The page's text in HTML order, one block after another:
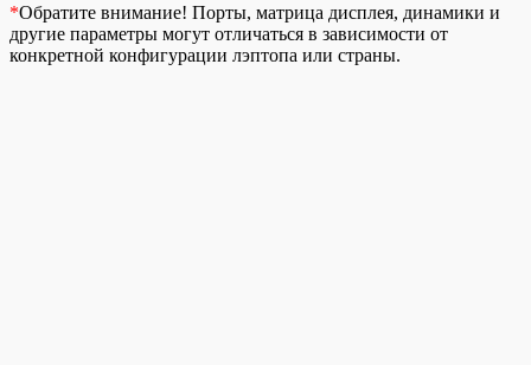
*Обратите внимание! Порты, матрица дисплея, динамики и
другие параметры могут отличаться в зависимости от
конкретной конфигурации лэптопа или страны.